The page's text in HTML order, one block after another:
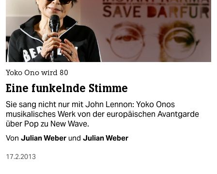
Yoko Ono wird 80
Eine funkelnde Stimme
Sie sang nicht nur mit John Lennon: Yoko Onos
musikalisches Werk von der europäischen Avantgarde
über Pop zu New Wave.
Von Julian Weber und Julian Weber
17.2.2013